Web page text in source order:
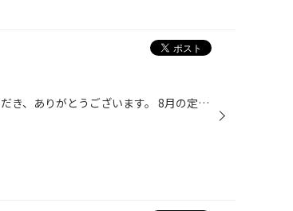
いつもタイヤ館磯子のホームページをご覧いただき、ありがとうございます。 8月の定休日のご案内です。 8月の17日(火)・18日(水)・19日(木)は3連休を頂いております。 よろしくお願いしますm(_ _)m タグ：横浜 磯子 根岸 中区 磯子区 西区 港南区 金沢区 南区 元町 山手 山下 中華街 三渓園 みな...